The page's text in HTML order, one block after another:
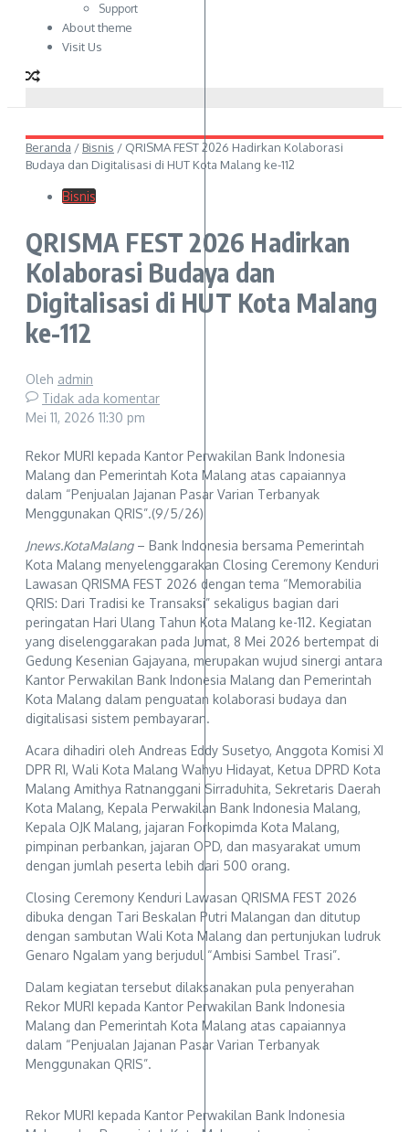
Support
About theme
Visit Us
Beranda / Bisnis / QRISMA FEST 2026 Hadirkan Kolaborasi
Budaya dan Digitalisasi di HUT Kota Malang ke-112
Bisnis
QRISMA FEST 2026 Hadirkan
Kolaborasi Budaya dan
Digitalisasi di HUT Kota Malang
ke-112
Oleh admin
Tidak ada komentar
Mei 11, 2026 11:30 pm
Rekor MURI kepada Kantor Perwakilan Bank Indonesia
Malang dan Pemerintah Kota Malang atas capaiannya
dalam “Penjualan Jajanan Pasar Varian Terbanyak
Menggunakan QRIS”.(9/5/26)
Jnews.KotaMalang– Bank Indonesia bersama Pemerintah
Kota Malang menyelenggarakan Closing Ceremony Kenduri
Lawasan QRISMA FEST 2026 dengan tema “Memorabilia
QRIS: Dari Tradisi ke Transaksi” sekaligus bagian dari
peringatan Hari Ulang Tahun Kota Malang ke-112. Kegiatan
yang diselenggarakan pada Jumat, 8 Mei 2026 bertempat di
Gedung Kesenian Gajayana, merupakan wujud sinergi antara
Kantor Perwakilan Bank Indonesia Malang dan Pemerintah
Kota Malang dalam penguatan kolaborasi budaya dan
digitalisasi sistem pembayaran.
Acara dihadiri oleh Andreas Eddy Susetyo, Anggota Komisi XI
DPR RI, Wali Kota Malang Wahyu Hidayat, Ketua DPRD Kota
Malang Amithya Ratnanggani Sirraduhita, Sekretaris Daerah
Kota Malang, Kepala Perwakilan Bank Indonesia Malang,
Kepala OJK Malang, jajaran Forkopimda Kota Malang,
pimpinan perbankan, jajaran OPD, dan masyarakat umum
dengan jumlah peserta lebih dari 500 orang.
Closing Ceremony Kenduri Lawasan QRISMA FEST 2026
dibuka dengan Tari Beskalan Putri Malangan dan ditutup
dengan sambutan Wali Kota Malang dan pertunjukan ludruk
Genaro Ngalam yang berjudul “Ambisi Sambel Trasi”.
Dalam kegiatan tersebut dilaksanakan pula penyerahan
Rekor MURI kepada Kantor Perwakilan Bank Indonesia
Malang dan Pemerintah Kota Malang atas capaiannya
dalam “Penjualan Jajanan Pasar Varian Terbanyak
Menggunakan QRIS”.
Rekor MURI kepada Kantor Perwakilan Bank Indonesia